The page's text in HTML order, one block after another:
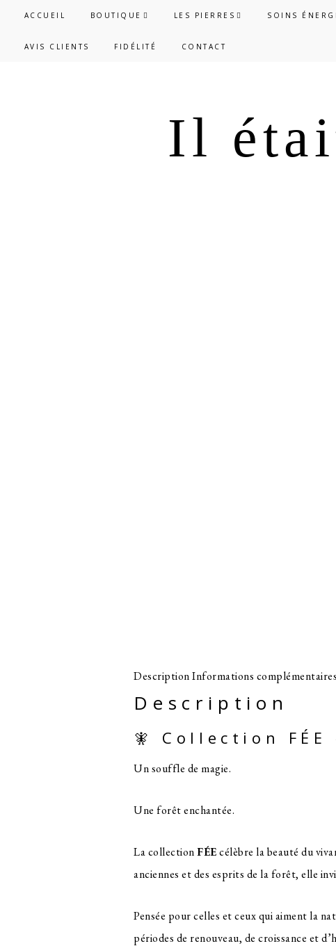
ACCUEIL BOUTIQUE LES PIERRES SOINS
AVIS CLIENTS FIDÉLITÉ CONTACT
Passer
Passer
Il
DescriptionInformations complémentaires
Description
🧚 Collection
Un souffle de magie.
Une forêt enchantée.
La collectionFÉEcélèbre la beauté du
anciennes et des esprits de la forêt, elle
Pensée pour celles et ceux qui aiment la
périodes de renouveau, de croissance et